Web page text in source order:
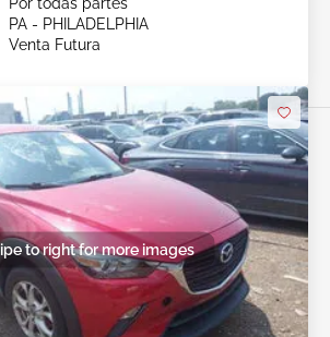
Por todas partes
PA - PHILADELPHIA
Venta Futura
to right for more images